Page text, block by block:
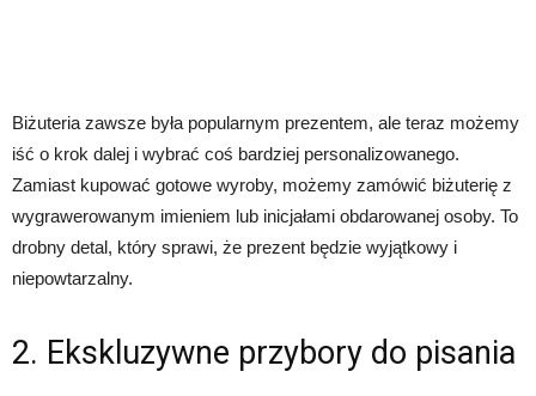
Biżuteria zawsze była popularnym prezentem, ale teraz możemy
iść o krok dalej i wybrać coś bardziej personalizowanego.
Zamiast kupować gotowe wyroby, możemy zamówić biżuterię z
wygrawerowanym imieniem lub inicjałami obdarowanej osoby. To
drobny detal, który sprawi, że prezent będzie wyjątkowy i
niepowtarzalny.
2. Ekskluzywne przybory do pisania